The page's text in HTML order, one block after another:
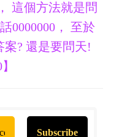
這個方法就是問
0000000， 至於
案? 還是要問天!